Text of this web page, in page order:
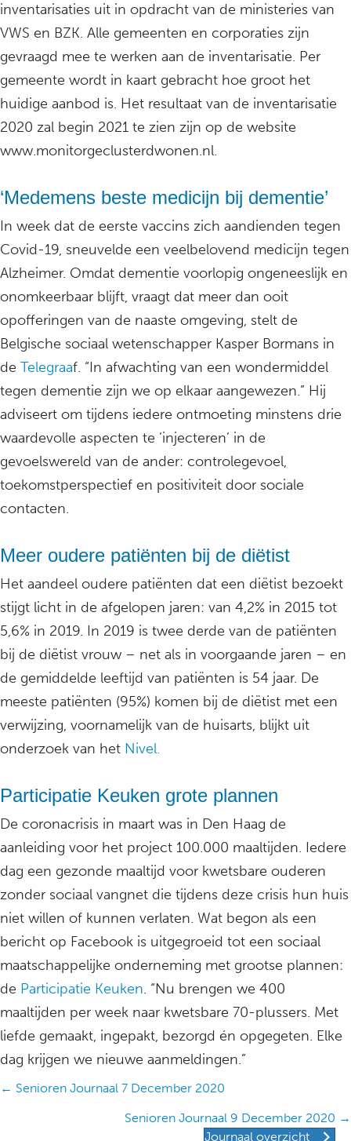
inventarisaties uit in opdracht van de ministeries van
VWS en BZK. Alle gemeenten en corporaties zijn
gevraagd mee te werken aan de inventarisatie. Per
gemeente wordt in kaart gebracht hoe groot het
huidige aanbod is. Het resultaat van de inventarisatie
2020 zal begin 2021 te zien zijn op de website
www.monitorgeclusterdwonen.nl.
‘Medemens beste medicijn bij dementie’
In week dat de eerste vaccins zich aandienden tegen
Covid-19, sneuvelde een veelbelovend medicijn tegen
Alzheimer. Omdat dementie voorlopig ongeneeslijk en
onomkeerbaar blijft, vraagt dat meer dan ooit
opofferingen van de naaste omgeving, stelt de
Belgische sociaal wetenschapper Kasper Bormans in
de Telegraaf. “In afwachting van een wondermiddel
tegen dementie zijn we op elkaar aangewezen.” Hij
adviseert om tijdens iedere ontmoeting minstens drie
waardevolle aspecten te ’injecteren’ in de
gevoelswereld van de ander: controlegevoel,
toekomstperspectief en positiviteit door sociale
contacten.
Meer oudere patiënten bij de diëtist
Het aandeel oudere patiënten dat een diëtist bezoekt
stijgt licht in de afgelopen jaren: van 4,2% in 2015 tot
5,6% in 2019. In 2019 is twee derde van de patiënten
bij de diëtist vrouw – net als in voorgaande jaren – en
de gemiddelde leeftijd van patiënten is 54 jaar. De
meeste patiënten (95%) komen bij de diëtist met een
verwijzing, voornamelijk van de huisarts, blijkt uit
onderzoek van het Nivel.
Participatie Keuken grote plannen
De coronacrisis in maart was in Den Haag de
aanleiding voor het project 100.000 maaltijden. Iedere
dag een gezonde maaltijd voor kwetsbare ouderen
zonder sociaal vangnet die tijdens deze crisis hun huis
niet willen of kunnen verlaten. Wat begon als een
bericht op Facebook is uitgegroeid tot een sociaal
maatschappelijke onderneming met grootse plannen:
de Participatie Keuken. “Nu brengen we 400
maaltijden per week naar kwetsbare 70-plussers. Met
liefde gemaakt, ingepakt, bezorgd én opgegeten. Elke
dag krijgen we nieuwe aanmeldingen.”
Posts
← Senioren Journaal 7 December 2020
Senioren Journaal 9 December 2020 →
Journaal overzicht